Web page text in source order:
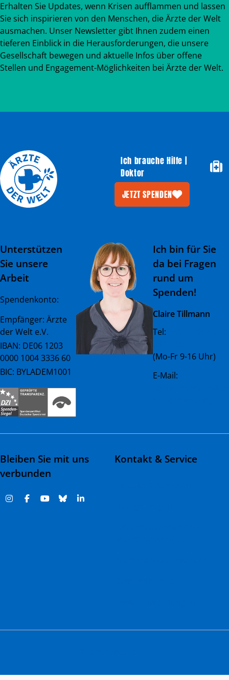
Erhalten Sie Updates, wenn Krisen aufflammen und lassen
Sie sich inspirieren von den Menschen, die Ärzte der Welt
ausmachen. Unser Newsletter gibt Ihnen zudem einen
tieferen Einblick in die Herausforderungen, die unsere
Gesellschaft bewegen und aktuelle Infos über offene
Stellen und Engagement-Möglichkeiten bei Ärzte der Welt.
Ich brauche Hilfe |
Doktor
JETZT SPENDEN
Unterstützen
Sie unsere
Arbeit
Spendenkonto:
Empfänger: Ärzte
der Welt e.V.
IBAN: DE06 1203
0000 1004 3336 60
BIC: BYLADEM1001
Ich bin für Sie
da bei Fragen
rund um
Spenden!
Claire Tillmann
Tel:
(Mo-Fr 9-16 Uhr)
E-Mail:
Bleiben Sie mit uns
verbunden
Kontakt & Service